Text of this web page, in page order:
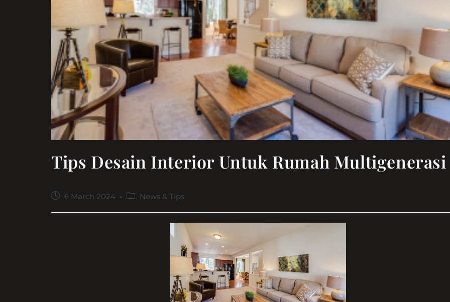
Tips Desain Interior Untuk Rumah Multigenerasi
Post6 March 2024
PostNews & Tips